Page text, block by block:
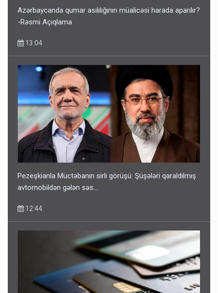
Azərbaycanda qumar asılılığının müalicəsi harada aparılır?
-Rəsmi Açıqlama
13:04
Pezeşkianla Müctəbanın sirli görüşü: Şüşələri qaraldılmış
avtomobildən gələn səs...
12:44